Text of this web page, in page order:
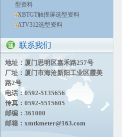
型资料
XBTGT触摸屏选型资料
ATV312选型资料
地址：厦门思明区嘉禾路257号
厂址：厦门市海沧新阳工业区霞美
路2号
电话：0592-5135656
传真：0592-5515605
邮编：361000
邮箱： xmtkmeter@163.com